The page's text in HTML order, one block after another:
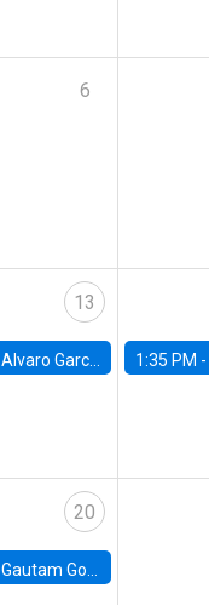
6
13
Alvaro Garcia-Marin, Universidad de Los Andes 1:35 PM
20
Gautam Gowrisankaran, Columbia University